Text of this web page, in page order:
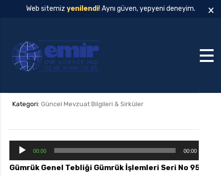
Web sitemiz yenilendi! Aynı güven, yepyeni deneyim. ×
Kategori: Güncel Mevzuat Bilgileri & Sirküler
e
s
00:00 00:00
Gümrük Genel Tebliği Gümrük İşlemleri Seri No 95